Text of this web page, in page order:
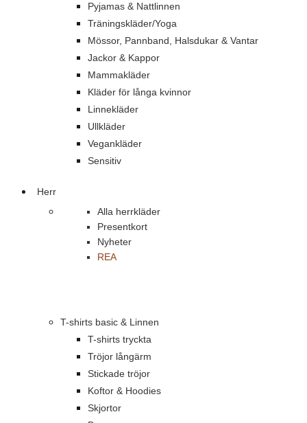
Pyjamas & Nattlinnen
Träningskläder/Yoga
Mössor, Pannband, Halsdukar & Vantar
Jackor & Kappor
Mammakläder
Kläder för långa kvinnor
Linnekläder
Ullkläder
Vegankläder
Sensitiv
Herr
Alla herrkläder
Presentkort
Nyheter
REA
T-shirts basic & Linnen
T-shirts tryckta
Tröjor långärm
Stickade tröjor
Koftor & Hoodies
Skjortor